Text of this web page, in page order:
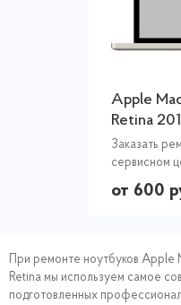
Apple
Retina
Заказать
сервисном
от 600
При ремонте ноутбуков Apple
Retina мы используем самое
подготовленных